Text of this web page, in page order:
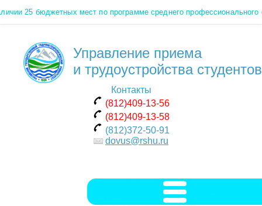
25 бюджетных мест по программе среднего профессионального
Управление приема
и трудоустройства студентов
Контакты
(812)409-13-56
(812)409-13-58
(812)372-50-91
dovus@rshu.ru